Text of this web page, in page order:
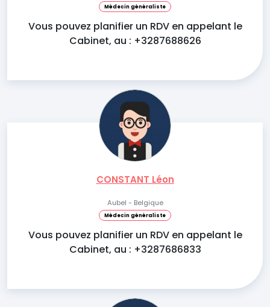
Médecin généraliste
Vous pouvez planifier un RDV en appelant le
Cabinet, au : +3287688626
CONSTANT Léon
Aubel - Belgique
Médecin généraliste
Vous pouvez planifier un RDV en appelant le
Cabinet, au : +3287686833